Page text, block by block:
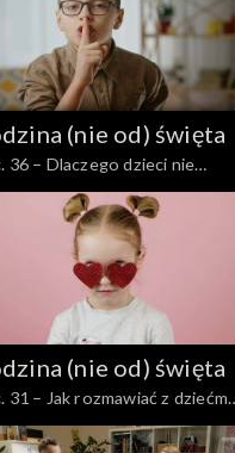
(nie od) święta
36 – Dlaczego dzieci nie
rodzicom wszystkiego – i
to zmienić?
(nie od) święta
31 – Jak rozmawiać z dziećmi
małżeństwie i